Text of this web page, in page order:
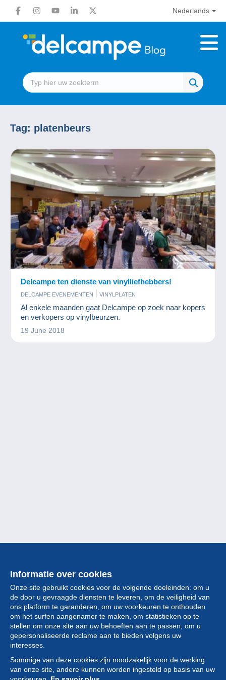
Nederlands
Tag: platenbeurs
Delcampe ten dienste van vinylliefhebbers!
DELCAMPE EVENEMENTEN VINYLPLATEN
Al enkele maanden gaat Delcampe op zoek naar kopers
en verkopers op vinylbeurzen.
19 June 2018
Informatie over cookies
Onze site gebruikt cookies voor de volgende doeleinden: om u
de door u gevraagde diensten te leveren, om de veiligheid van
ons platform te garanderen, om uw voorkeuren te onthouden
om het surfen aangenamer te maken, om statistieken op te
stellen om onze site aan uw behoeften aan te passen, om u
gepersonaliseerde reclame aan te bieden volgens uw
interesses.
Sommige van deze cookies zijn noodzakelijk voor de werking
van onze site, andere kunnen worden ingesteld op basis van uw
Collectie
Nieuws